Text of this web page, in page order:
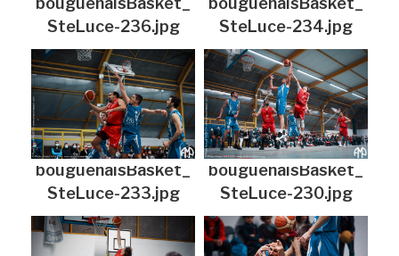
SteLuce-236.jpg
SteLuce-234.jpg
bouguenaisBasket_
SteLuce-233.jpg
bouguenaisBasket_
SteLuce-230.jpg